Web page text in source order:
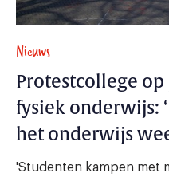
Nieuws
Protestcollege
fysiek onderwijs:
het onderwijs
'Studenten kampen met